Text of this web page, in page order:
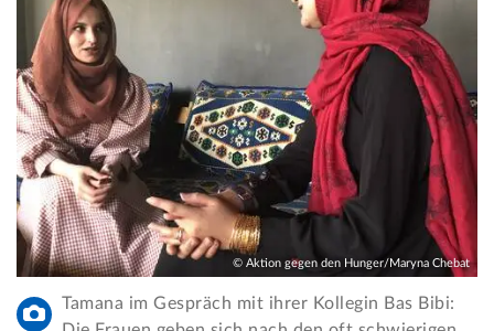
© Aktion gegen den Hunger/Maryna Chebat
Tamana im Gespräch mit ihrer Kollegin Bas Bibi: